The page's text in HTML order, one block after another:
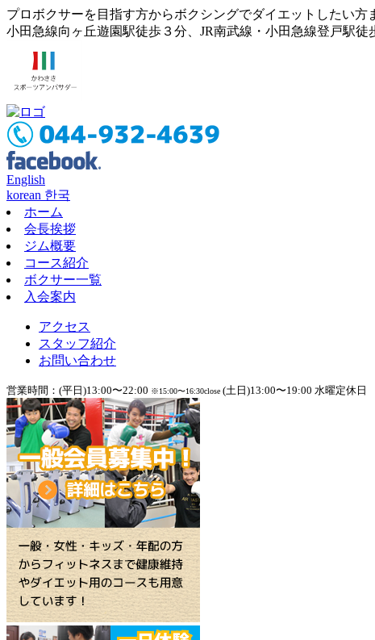
プロボクサーを目指す方からボクシングでダイエットしたい方
小田急線向ヶ丘遊園駅徒歩３分、JR南武線・小田急線登戸駅
English
korean 한국
ホーム
会長挨拶
ジム概要
コース紹介
ボクサー一覧
入会案内
アクセス
スタッフ紹介
お問い合わせ
営業時間：(平日)13:00〜22:00 ※15:00〜16:30close (土日)13:00〜19:00 水曜定休日